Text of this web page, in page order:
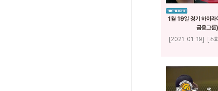
1월 19일 경기 하이
금융그룹)
[2021-01-19]
[조